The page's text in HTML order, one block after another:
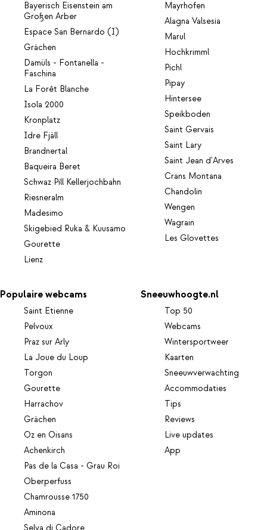
Bayerisch Eisenstein am
Großen Arber
Espace San Bernardo (I)
Grächen
Damüls - Fontanella -
Faschina
La Forêt Blanche
Isola 2000
Kronplatz
Idre Fjäll
Brandnertal
Baqueira Beret
Schwaz Pill Kellerjochbahn
Riesneralm
Madesimo
Skigebied Ruka & Kuusamo
Gourette
Lienz
Mayrhofen
Alagna Valsesia
Marul
Hochkrimml
Pichl
Pipay
Hintersee
Speikboden
Saint Gervais
Saint Lary
Saint Jean d'Arves
Crans Montana
Chandolin
Wengen
Wagrain
Les Glovettes
Populaire webcams
Saint Etienne
Pelvoux
Praz sur Arly
La Joue du Loup
Torgon
Gourette
Harrachov
Grächen
Oz en Oisans
Achenkirch
Pas de la Casa - Grau Roi
Oberperfuss
Chamrousse 1750
Aminona
Sneeuwhoogte.nl
Top 50
Webcams
Wintersportweer
Kaarten
Sneeuwverwachting
Accommodaties
Tips
Reviews
Live updates
App